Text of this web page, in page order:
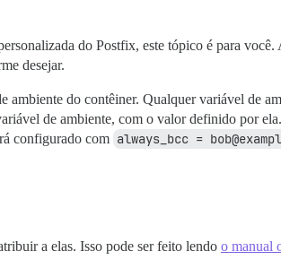
do Postfix, este tópico é para você.
desejar.
do contêiner. Qualquer variável de
de ambiente, com o valor definido por
configurado com always_bcc =
a elas. Isso pode ser feito lendo o manual